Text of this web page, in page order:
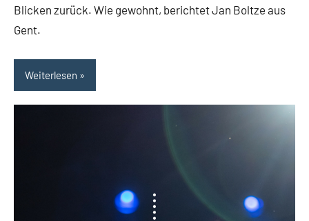
Blicken zurück. Wie gewohnt, berichtet Jan Boltze aus
Gent.
Weiterlesen